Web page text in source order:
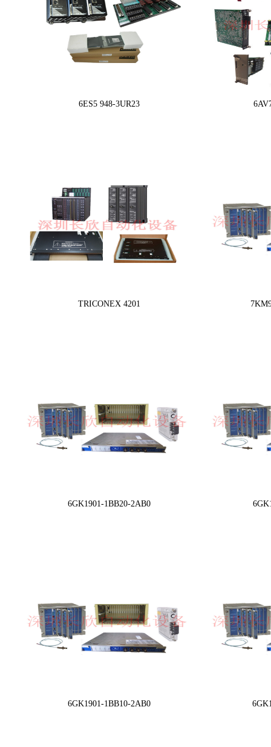
6ES5 948-3UR23
TRICONEX 4201
6GK1901-1BB20-2AB0
6GK1901-1BB10-2AB0